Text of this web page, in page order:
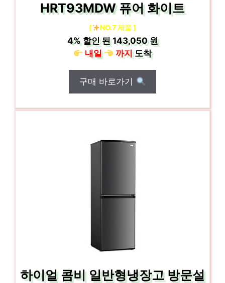
HRT93MDW 퓨어 화이트
[ NO.7 제품 ]
4%할인 된143,050 원
내일
까지도착
구매 바로가기
하이얼 콤비 일반형냉장고 방문설